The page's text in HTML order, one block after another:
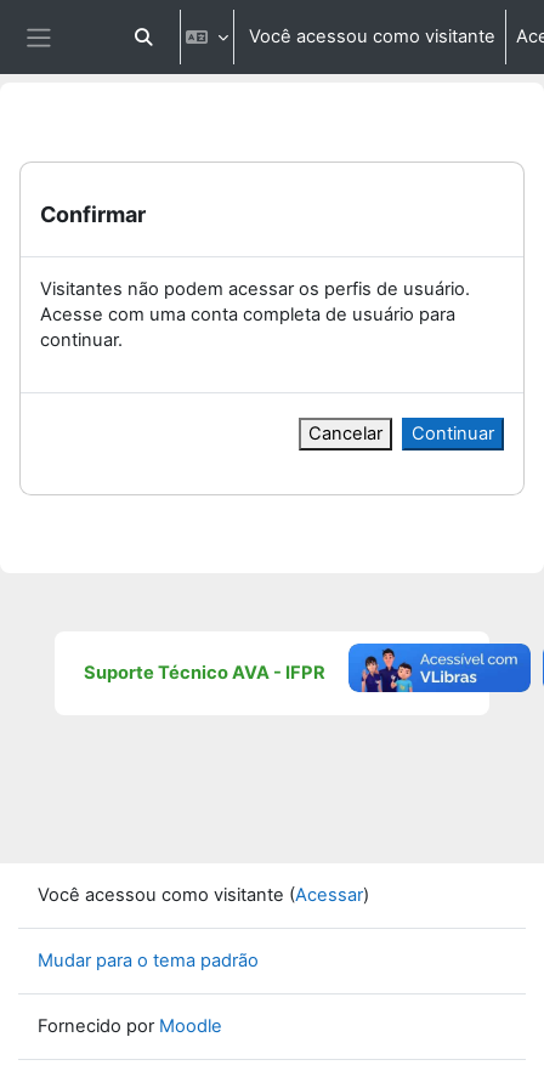
Ir para o conteúdo principal
Alternar entrada de pesquisa
Você acessou como visitante
Confirmar
Visitantes não podem acessar os perfis de usuário.
Acesse com uma conta completa de usuário para
continuar.
Cancelar Continuar
Suporte Técnico AVA - IFPR
Você acessou como visitante (Acessar)
Mudar para o tema padrão
Fornecido por Moodle